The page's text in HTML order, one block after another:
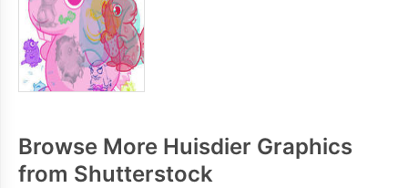
Browse More Huisdier Graphics
from Shutterstock